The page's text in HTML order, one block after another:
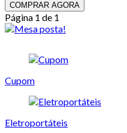
COMPRAR AGORA
Página 1 de 1
Cupom
Eletroportáteis